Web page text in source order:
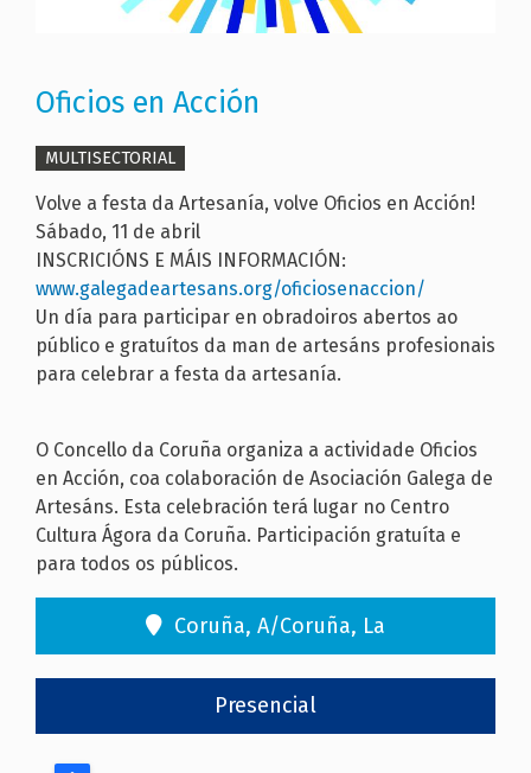
Oficios en Acción
MULTISECTORIAL
Volve a festa da Artesanía, volve Oficios en Acción!
Sábado, 11 de abril
INSCRICIÓNS E MÁIS INFORMACIÓN:
www.galegadeartesans.org/oficiosenaccion/
Un día para participar en obradoiros abertos ao
público e gratuítos da man de artesáns profesionais
para celebrar a festa da artesanía.
O Concello da Coruña organiza a actividade Oficios
en Acción, coa colaboración de Asociación Galega de
Artesáns. Esta celebración terá lugar no Centro
Cultura Ágora da Coruña. Participación gratuíta e
para todos os públicos.
Coruña, A/Coruña, La
Presencial